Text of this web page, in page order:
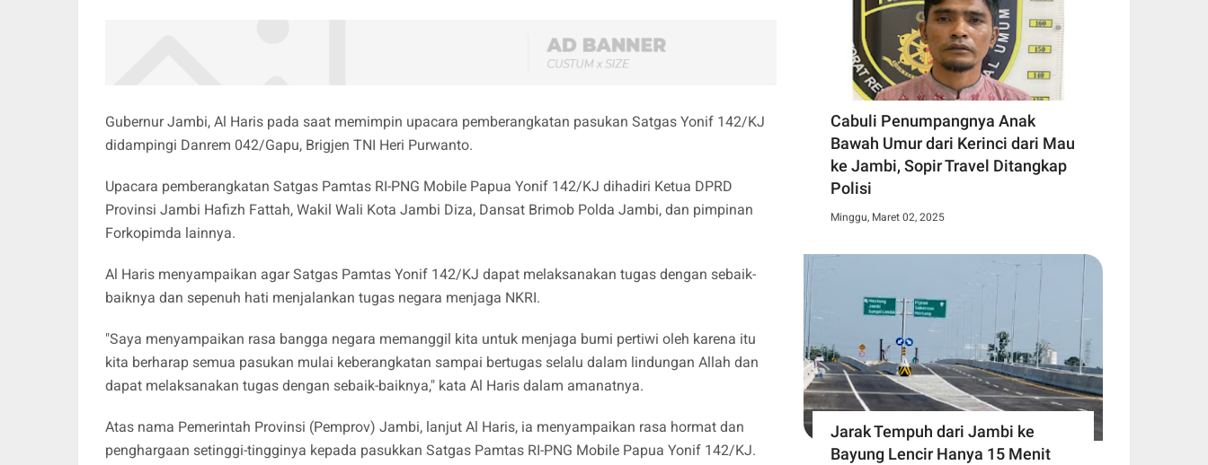
Gubernur Jambi, Al Haris pada saat memimpin upacara pemberangkatan pasukan Satgas Yonif 142/KJ
didampingi Danrem 042/Gapu, Brigjen TNI Heri Purwanto.
Upacara pemberangkatan Satgas Pamtas RI-PNG Mobile Papua Yonif 142/KJ dihadiri Ketua DPRD
Provinsi Jambi Hafizh Fattah, Wakil Wali Kota Jambi Diza, Dansat Brimob Polda Jambi, dan pimpinan
Forkopimda lainnya.
Al Haris menyampaikan agar Satgas Pamtas Yonif 142/KJ dapat melaksanakan tugas dengan sebaik-
baiknya dan sepenuh hati menjalankan tugas negara menjaga NKRI.
"Saya menyampaikan rasa bangga negara memanggil kita untuk menjaga bumi pertiwi oleh karena itu
kita berharap semua pasukan mulai keberangkatan sampai bertugas selalu dalam lindungan Allah dan
dapat melaksanakan tugas dengan sebaik-baiknya," kata Al Haris dalam amanatnya.
Atas nama Pemerintah Provinsi (Pemprov) Jambi, lanjut Al Haris, ia menyampaikan rasa hormat dan
penghargaan setinggi-tingginya kepada pasukkan Satgas Pamtas RI-PNG Mobile Papua Yonif 142/KJ.
Cabuli Penumpangnya Anak
Bawah Umur dari Kerinci dari Mau
ke Jambi, Sopir Travel Ditangkap
Polisi
Minggu, Maret 02, 2025
Jarak Tempuh dari Jambi ke
Bayung Lencir Hanya 15 Menit